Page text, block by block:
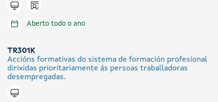
Tramitar en liña
Icono presencial
Aberto todo o ano
TR301K
Accións formativas do sistema de formación profesional
dirixidas prioritariamente ás persoas traballadoras
desempregadas.
Tramitar en liña